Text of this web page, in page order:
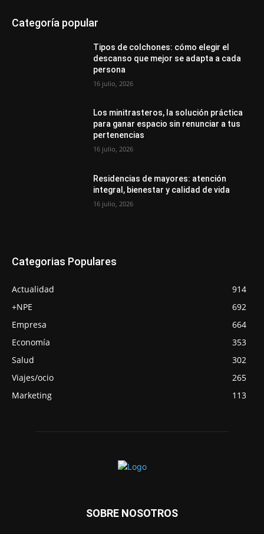
Categoría popular
Tipos de colchones: cómo elegir el
descanso que mejor se adapta a cada
persona
16 julio, 2026
Los minitrasteros, la solución práctica
para ganar espacio sin renunciar a tus
pertenencias
16 julio, 2026
Residencias de mayores: atención
integral, bienestar y calidad de vida
16 julio, 2026
Categorias Populares
Actualidad
914
+NPE
692
Empresa
664
Economía
353
Salud
302
Viajes/ocio
265
Marketing
113
SOBRE NOSOTROS